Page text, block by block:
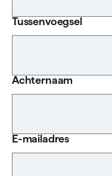
Tussenvoegsel
Achternaam
E-mailadres